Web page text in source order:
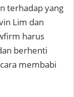
terhadap yang
Lim dan
harus
berhenti
membabi